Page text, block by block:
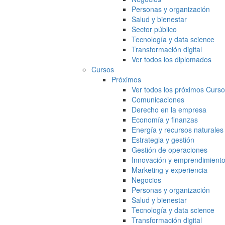
Personas y organización
Salud y bienestar
Sector público
Tecnología y data science
Transformación digital
Ver todos los diplomados
Cursos
Próximos
Ver todos los próximos
Comunicaciones
Derecho en la empresa
Economía y finanzas
Energía y recursos naturales
Estrategia y gestión
Gestión de operaciones
Innovación y emprendimiento
Marketing y experiencia
Negocios
Personas y organización
Salud y bienestar
Tecnología y data science
Transformación digital